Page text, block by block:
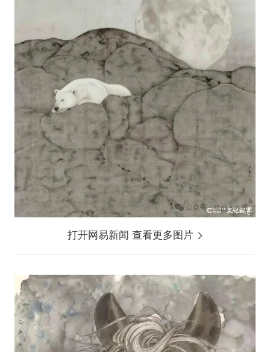
打开网易新闻 查看更多图片